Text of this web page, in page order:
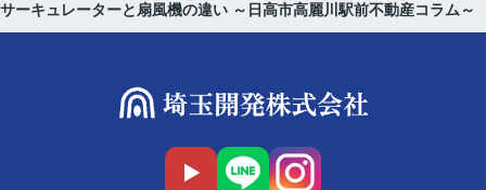
サーキュレーターと扇風機の違い ～日高市高麗川駅前不動産コラム～